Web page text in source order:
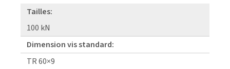
Tailles:
100 kN
Dimension vis standard:
TR 60×9